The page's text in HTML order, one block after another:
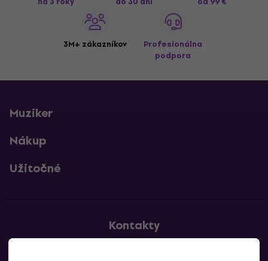
3M+ zákazníkov
Profesionálna
podpora
Muziker
Nákup
Užitočné
Kontakty